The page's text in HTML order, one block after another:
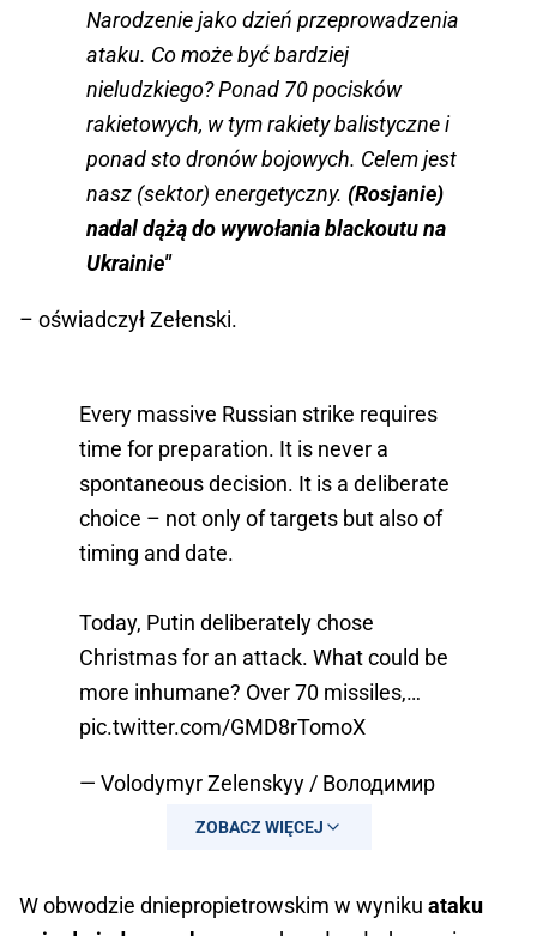
Narodzenie jako dzień przeprowadzenia
ataku. Co może być bardziej
nieludzkiego? Ponad 70 pocisków
rakietowych, w tym rakiety balistyczne i
ponad sto dronów bojowych. Celem jest
nasz (sektor) energetyczny. (Rosjanie)
nadal dążą do wywołania blackoutu na
Ukrainie"
– oświadczył Zełenski.
Every massive Russian strike requires
time for preparation. It is never a
spontaneous decision. It is a deliberate
choice – not only of targets but also of
timing and date.
Today, Putin deliberately chose
Christmas for an attack. What could be
more inhumane? Over 70 missiles,…
pic.twitter.com/GMD8rTomoX
— Volodymyr Zelenskyy / Володимир
Зеленський (@ZelenskyyUa)
ZOBACZ WIĘCEJ
W obwodzie dniepropietrowskim w wyniku ataku